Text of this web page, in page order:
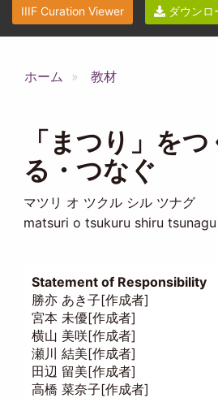
IIIF Curation Viewer
ダウン
ホーム 教材
「まつり」を
る・つなぐ
マツリ オ ツクル シル ツナグ
matsuri o tsukuru shiru tsunagu
Statement of Responsibility
勝亦 あき子[作成者]
宮本 未優[作成者]
横山 美咲[作成者]
瀬川 結美[作成者]
田辺 留美[作成者]
高橋 菜奈子[作成者]